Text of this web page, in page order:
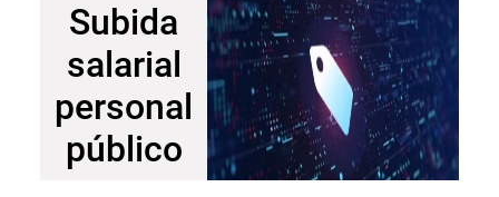
Subida
salarial
personal
público